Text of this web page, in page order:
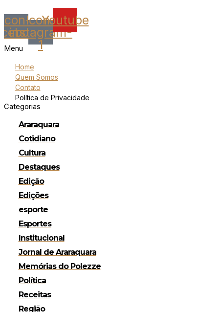
Icon-Icon-
instagram-
1
Youtube
Menu
Home
Quem Somos
Contato
Política de Privacidade
Categorias
Araraquara
Cotidiano
Cultura
Destaques
Edição
Edições
esporte
Esportes
Institucional
Jornal de Araraquara
Memórias do Polezze
Política
Receitas
Região